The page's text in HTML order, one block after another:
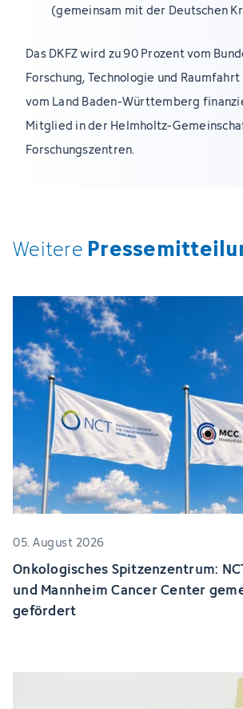
(gemeinsam mit der Deutschen
Das DKFZ wird zu 90 Prozent vom
Forschung, Technologie und
vom Land Baden-Württemberg
Mitglied in der Helmholtz-
Forschungszentren.
Weitere
05. August 2026
Onkologisches Spitzenzentrum:
und Mannheim Cancer Center
gefördert